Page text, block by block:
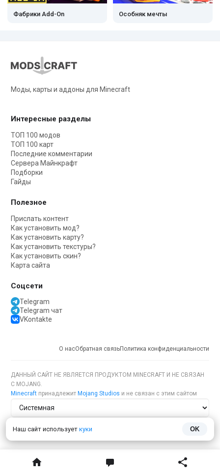
Фабрики Add-On Особняк мечты
Наш сайт использует куки OK
Моды, карты и аддоны для Minecraft
Интересные разделы
ТОП 100 модов
ТОП 100 карт
Последние комментарии
Сервера Майнкрафт
Подборки
Гайды
Полезное
Прислать контент
Как установить мод?
Как установить карту?
Как установить текстуры?
Как установить скин?
Карта сайта
Соцсети
Telegram
Telegram чат
VKontakte
О насОбратная связьПолитика конфиденциальности
ДАННЫЙ САЙТ НЕ ЯВЛЯЕТСЯ ПРОДУКТОМ MINECRAFT И НЕ СВЯЗАН
С MOJANG.
Minecraft принадлежит Mojang Studios и не связан с этим сайтом
Тема сайта
Язык сайта